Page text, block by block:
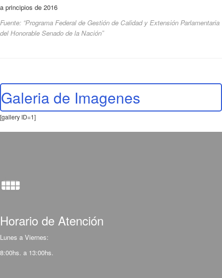
a principios de 2016
Fuente: “Programa Federal de Gestión de Calidad y Extensión Parlamentaria
del Honorable Senado de la Nación”
Galeria de Imagenes
[gallery ID=1]
Horario de Atención
Lunes a Viernes:
8:00hs. a 13:00hs.